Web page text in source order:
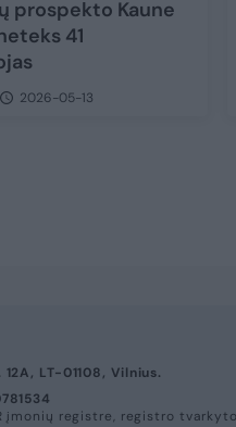
prospekto Kaune
41
2026-05-13
LT-01108, Vilnius.
įmonių registre, registro